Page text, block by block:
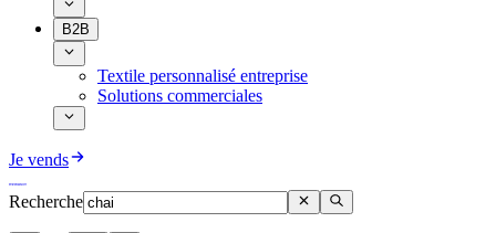
B2B
Textile personnalisé entreprise
Solutions commerciales
Je vends
Recherche